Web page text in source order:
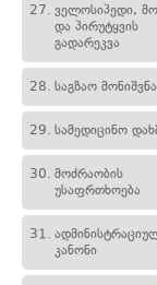
27. ველოსიპედი,
და პირუტყვის
გადარეკვა
28. საგზაო მონიშვნა
29. სამედიცინო
30. მოძრაობის
უსაფრთხოება
31.
კანონი